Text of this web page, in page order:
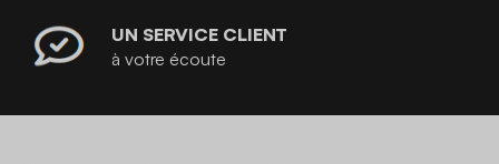
UN SERVICE CLIENT
à votre écoute